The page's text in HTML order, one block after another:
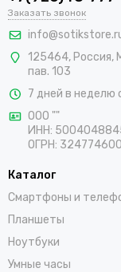
В интернет-
купить
доступны на выбор
которые прекрасно
задачами.
Куровскому.
Заказать звонок
125464, Россия,
пав. 103
7 дней в неделю
ООО ""
ИНН:
ОГРН:
Каталог
Смартфоны и
Планшеты
Ноутбуки
Умные часы